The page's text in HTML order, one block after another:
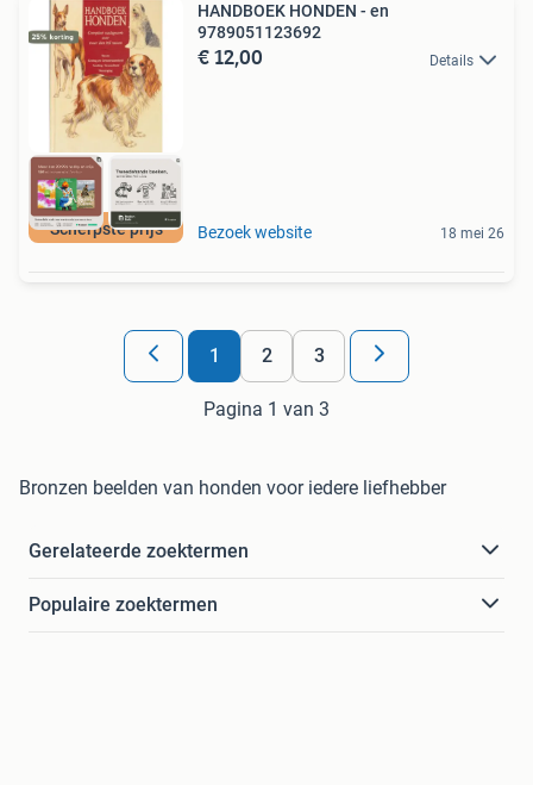
Scherpste prijs
HANDBOEK HONDEN - en
9789051123692
€ 12,00 Details
Bezoek website 18 mei 26
1 2 3
Pagina 1 van 3
Bronzen beelden van honden voor iedere liefhebber
Gerelateerde zoektermen
Populaire zoektermen